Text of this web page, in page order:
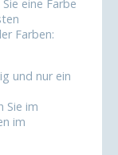
eine Farbe
Farben:
und nur ein
Sie im
im